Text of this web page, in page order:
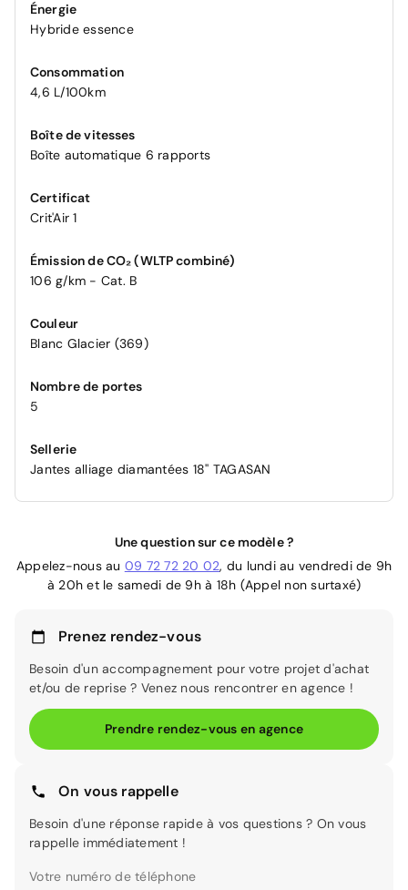
Énergie
Hybride essence
Consommation
4,6 L/100km
Boîte de vitesses
Boîte automatique 6 rapports
Certificat
Crit'Air 1
Émission de CO₂ (WLTP combiné)
106 g/km - Cat. B
Couleur
Blanc Glacier (369)
Nombre de portes
5
Sellerie
Jantes alliage diamantées 18'' TAGASAN
Une question sur ce modèle ?
Appelez-nous au 09 72 72 20 02, du lundi au vendredi de 9h
à 20h et le samedi de 9h à 18h (Appel non surtaxé)
Prenez rendez-vous
Besoin d'un accompagnement pour votre projet d'achat
et/ou de reprise ? Venez nous rencontrer en agence !
Prendre rendez-vous en agence
On vous rappelle
Besoin d'une réponse rapide à vos questions ? On vous
rappelle immédiatement !
Votre numéro de téléphone